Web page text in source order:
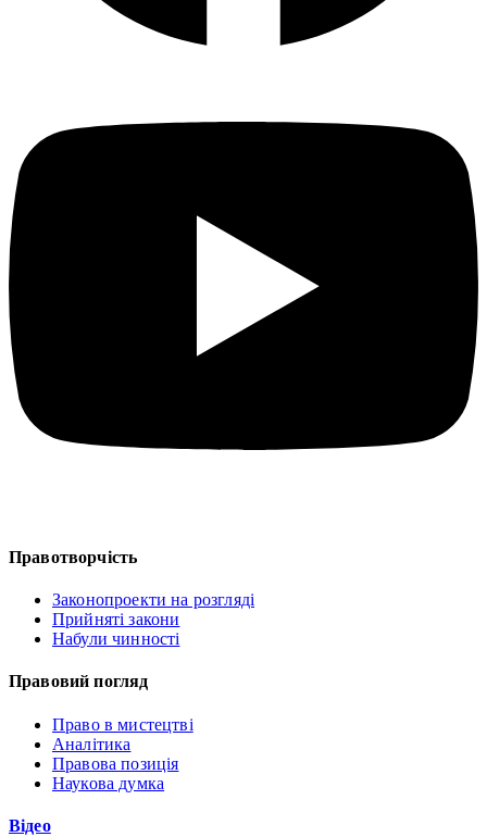
Правотворчість
Законопроекти на розгляді
Прийняті закони
Набули чинності
Правовий погляд
Право в мистецтві
Аналітика
Правова позиція
Наукова думка
Відео